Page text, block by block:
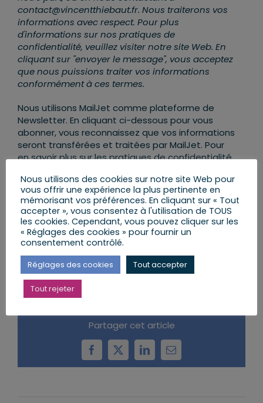
contact@vincentthiebaut.fr. Nous traiterons vos
informations avec respect. Pour plus
d'informations sur nos pratiques de
confidentialité, veuillez visiter notre site Web. En
cliquant sur "envoyer le message", vous acceptez
que nous puissions traiter vos informations
conformément à ces termes.
Nous utilisons MailJet comme plateforme de
Newsletter. En cliquant ci-dessous pour vous
abonner, vous reconnaissez que vos informations
seront transférées et traitées par MailJet. Pour
en savoir plus sur les pratiques de confidentialité
AJOUTER AU CALENDRIER
Partager cet article
Facebook
X LinkedInEmail
Nous utilisons des cookies sur notre site Web pour
vous offrir une expérience la plus pertinente en
mémorisant vos préférences. En cliquant sur « Tout
accepter », vous consentez à l'utilisation de TOUS
les cookies. Cependant, vous pouvez cliquer sur les
« Réglages des cookies » pour fournir un
consentement contrôlé.
Réglages des cookies Tout accepter
Tout rejeter